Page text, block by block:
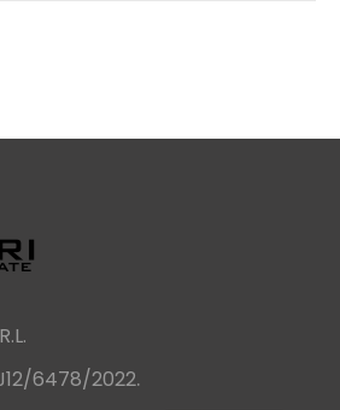
6478/2022.